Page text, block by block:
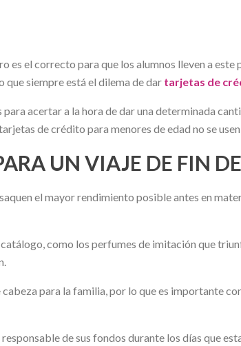
es el correcto para que los alumnos lleven a
que siempre está el dilema de dar tarjetas de
acertar a la hora de dar una determinada
de crédito para menores de edad no se
UN VIAJE DE FIN
el mayor rendimiento posible antes en
como los perfumes de imitación que
para la familia, por lo que es importante
de sus fondos durante los días que